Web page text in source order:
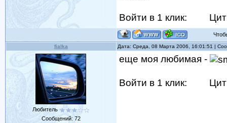
Войти в 1 клик:
fialka Дата: Среда, 08 Марта 2006, 16:01:51 |
Любитель
Сообщений: 72
еще моя любимая -
Войти в 1 клик: